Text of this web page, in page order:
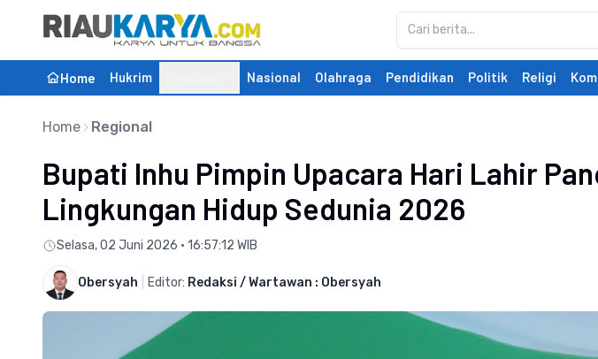
Home Hukrim Nasional Olahraga Pendidikan Politik Religi
Home Regional
Bupati Inhu Pimpin Upacara Hari Lahir
Lingkungan Hidup Sedunia 2026
Selasa, 02 Juni 2026 • 16:57:12 WIB
Obersyah Editor: Redaksi / Wartawan : Obersyah